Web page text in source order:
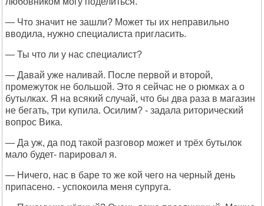
— Что значит не зашли? Может ты их неправильно
вводила, нужно специалиста пригласить.
— Ты что ли у нас специалист?
— Давай уже наливай. После первой и второй,
промежуток не большой. Это я сейчас не о рюмках а о
бутылках. Я на всякий случай, что бы два раза в магазин
не бегать, три купила. Осилим? - задала риторический
вопрос Вика.
— Да уж, да под такой разговор может и трёх бутылок
мало будет- парировал я.
— Ничего, нас в баре то же кой чего на черный день
припасено. - успокоила меня супруга.